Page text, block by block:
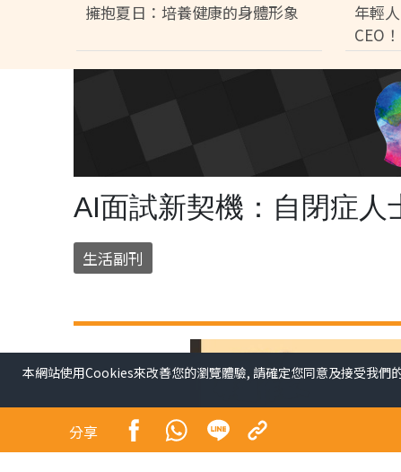
擁抱夏日：培養健康的身體形象
年輕
CEO！
AI面試新契機：自閉症人
生活副刊
分享
本網站使用Cookies來改善您的瀏覽體驗, 請確定您同意及接受我們